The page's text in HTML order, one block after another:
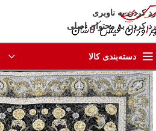
رد کردن به ناوبری
رد کردن به محتوای اصلی
دسته‌بندی کالا